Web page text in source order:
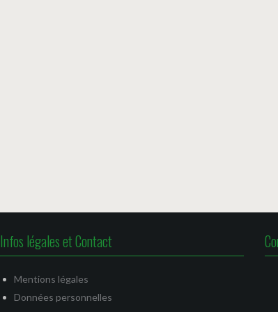
Infos légales et Contact
Mentions légales
Données personnelles